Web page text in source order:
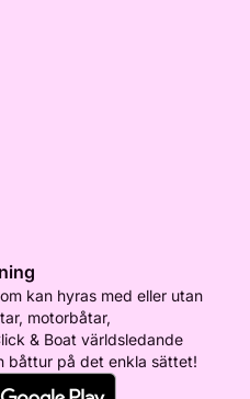
kan hyras med eller utan
motorbåtar,
& Boat världsledande
båttur på det enkla sättet!